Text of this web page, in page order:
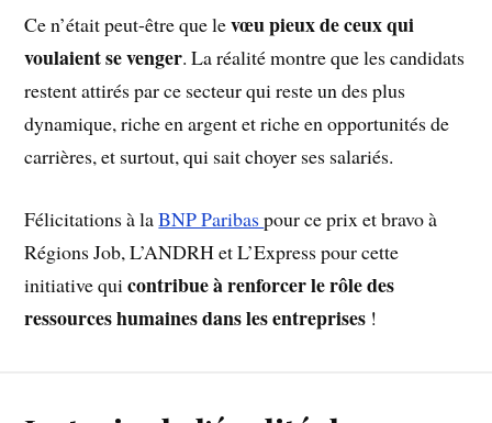
Ce n’était peut-être que levœu pieux de ceux qui
voulaient se venger. La réalité montre que les candidats
restent attirés par ce secteur qui reste un des plus
dynamique, riche en argent et riche en opportunités de
carrières, et surtout, qui sait choyer ses salariés.
Félicitations à laBNP Paribaspour ce prix et bravo à
Régions Job, L’ANDRH et L’Express pour cette
initiative quicontribue à renforcer le rôle des
ressources humaines dans les entreprises !